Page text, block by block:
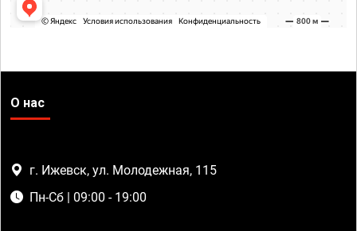
О нас
г. Ижевск, ул. Молодежная, 115
Пн-Сб | 09:00 - 19:00